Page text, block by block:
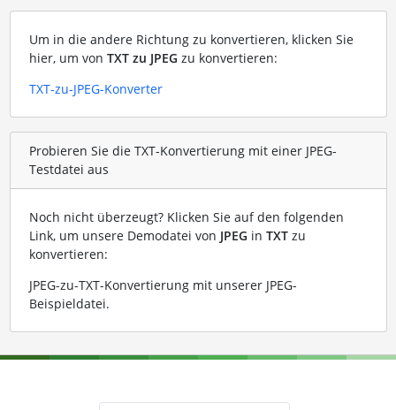
Um in die andere Richtung zu konvertieren, klicken Sie
hier, um von TXT zu JPEG zu konvertieren:
TXT-zu-JPEG-Konverter
Probieren Sie die TXT-Konvertierung mit einer JPEG-
Testdatei aus
Noch nicht überzeugt? Klicken Sie auf den folgenden
Link, um unsere Demodatei von JPEG in TXTzu
konvertieren:
JPEG-zu-TXT-Konvertierung mit unserer JPEG-
Beispieldatei.